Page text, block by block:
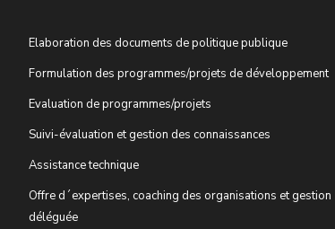
Elaboration des documents de politique publique
Formulation des programmes/projets de développement
Evaluation de programmes/projets
Suivi-évaluation et gestion des connaissances
Assistance technique
Offre d´expertises, coaching des organisations et gestion
déléguée